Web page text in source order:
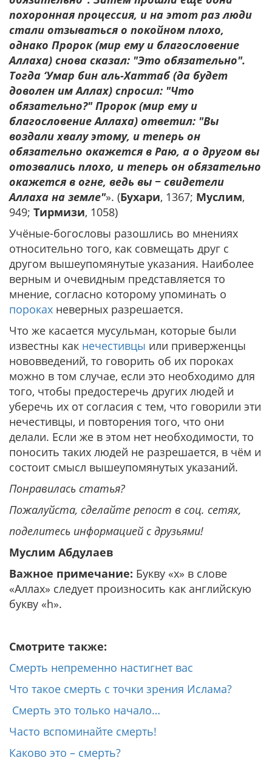
похоронная процессия, и на этот раз люди
стали отзываться о покойном плохо,
однако Пророк (мир ему и благословение
Аллаха) снова сказал: "Это обязательно".
Тогда ‘Умар бин аль-Хаттаб (да будет
доволен им Аллах) спросил: "Что
обязательно?" Пророк (мир ему и
благословение Аллаха) ответил: "Вы
воздали хвалу этому, и теперь он
обязательно окажется в Раю, а о другом вы
отозвались плохо, и теперь он обязательно
окажется в огне, ведь вы − свидетели
Аллаха на земле"». (Бухари, 1367; Муслим,
949; Тирмизи, 1058)
Учёные-богословы разошлись во мнениях
относительно того, как совмещать друг с
другом вышеупомянутые указания. Наиболее
верным и очевидным представляется то
мнение, согласно которому упоминать о
пороках неверных разрешается.
Что же касается мусульман, которые были
известны как нечестивцы или приверженцы
нововведений, то говорить об их пороках
можно в том случае, если это необходимо для
того, чтобы предостеречь других людей и
уберечь их от согласия с тем, что говорили эти
нечестивцы, и повторения того, что они
делали. Если же в этом нет необходимости, то
поносить таких людей не разрешается, в чём и
состоит смысл вышеупомянутых указаний.
Понравилась статья?
Пожалуйста, сделайте репост в соц. сетях,
поделитесь информацией с друзьями!​
Муслим Абдулаев
Важное примечание: Букву «х» в слове
«Аллах» следует произносить как английскую
букву «h».
Смотрите также:
Смерть непременно настигнет вас
Что такое смерть с точки зрения Ислама?
Смерть это только начало…
Часто вспоминайте смерть!
Каково это – смерть?